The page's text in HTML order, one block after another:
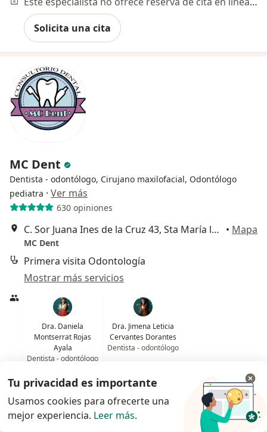
Solicita una cita
MC Dent
Dentista - odontólogo, Cirujano maxilofacial, Odontólogo
pediatra · Ver más
630 opiniones
C. Sor Juana Ines de la Cruz 43, Sta María la Ribera, Cuauhtémoc, 06400 Ciudad de México, CDMX, Cuauhtémoc • Mapa
MC Dent
Primera visita Odontología
Mostrar más servicios
Dra. Daniela
Montserrat Rojas
Ayala
Dentista - odontólogo
Dra. Jimena Leticia
Cervantes Dorantes
Dentista - odontólogo
Ningún profesional de este centro tiene citas disponibles
Mostrar perfil
Tu privacidad es importante
Usamos cookies para ofrecerte una
mejor experiencia. Leer más.